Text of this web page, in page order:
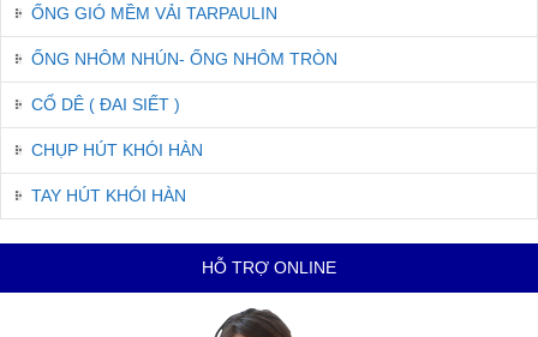
ỐNG GIÓ MỀM VẢI TARPAULIN
ỐNG NHÔM NHÚN- ỐNG NHÔM TRÒN
CỔ DÊ ( ĐAI SIẾT )
CHỤP HÚT KHÓI HÀN
TAY HÚT KHÓI HÀN
HỖ TRỢ ONLINE